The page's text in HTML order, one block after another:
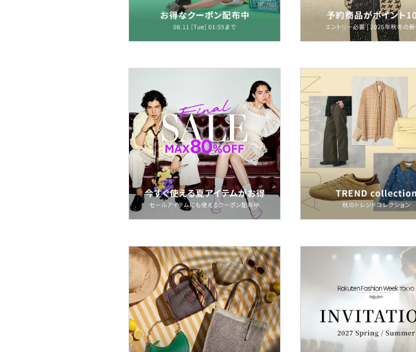
財布・ポーチ・ケース
ヘアアクセサリー
マタニティウェア・ベビ
ー用品
スーツ・フォーマル
水着・スイムグッズ
スキンケア
ベースメイク
メイクアップ